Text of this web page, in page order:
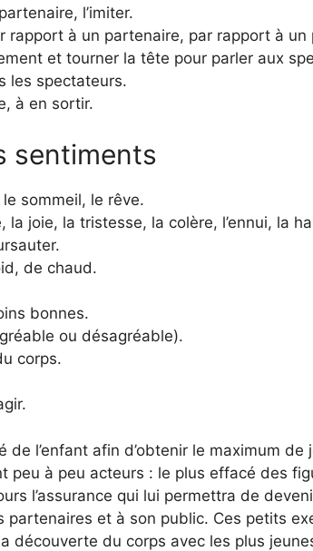
l’imiter.
rapport à un partenaire, par rapport à un
et tourner la tête pour parler aux
les spectateurs.
à en sortir.
sentiments
sommeil, le rêve.
la joie, la tristesse, la colère, l’ennui, la
de chaud.
bonnes.
ou désagréable).
corps.
de l’enfant afin d’obtenir le maximum de
peu à peu acteurs : le plus effacé des
l’assurance qui lui permettra de
partenaires et à son public. Ces petits
découverte du corps avec les plus